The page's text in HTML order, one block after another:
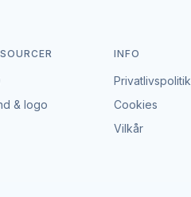
& logo
INFO
Privatlivspolitik
Cookies
Vilkår